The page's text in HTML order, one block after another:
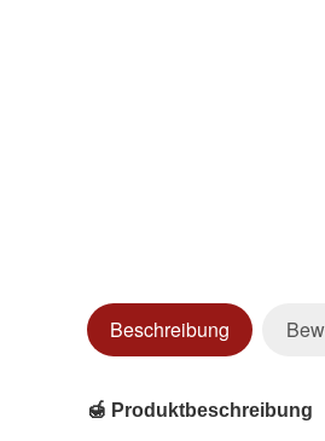
Beschreibung
🍯 Produktbeschreibung